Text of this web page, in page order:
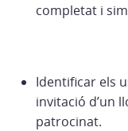
completat i
Identificar els
invitació d’un
patrocinat.